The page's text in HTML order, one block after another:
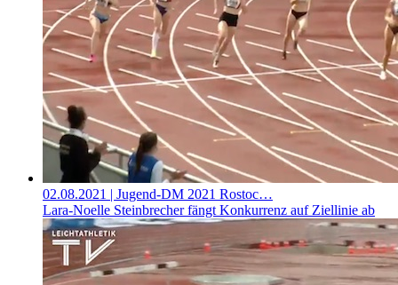
02.08.2021 | Jugend-DM 2021 Rostoc…
Lara-Noelle Steinbrecher fängt Konkurrenz auf Ziellinie ab